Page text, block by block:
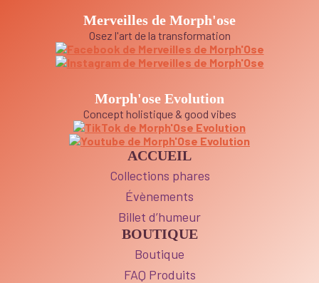
Merveilles de Morph'ose
Osez l'art de la transformation
Morph'ose Evolution
Concept holistique & good vibes
ACCUEIL
Collections phares
Évènements
Billet d’humeur
BOUTIQUE
Boutique
FAQ Produits